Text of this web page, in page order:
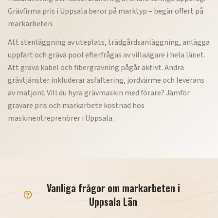
Grävfirma pris i Uppsala beror på marktyp – begär offert på
markarbeten.
Att stenläggning av uteplats, trädgårdsanläggning, anlägga
uppfart och gräva pool efterfrågas av villaägare i hela länet.
Att gräva kabel och fibergrävning pågår aktivt. Andra
grävtjänster inkluderar asfaltering, jordvärme och leverans
av matjord. Vill du hyra grävmaskin med förare? Jämför
grävare pris och markarbete kostnad hos
maskinentreprenörer i Uppsala.
Vanliga frågor om markarbeten i
Uppsala Län